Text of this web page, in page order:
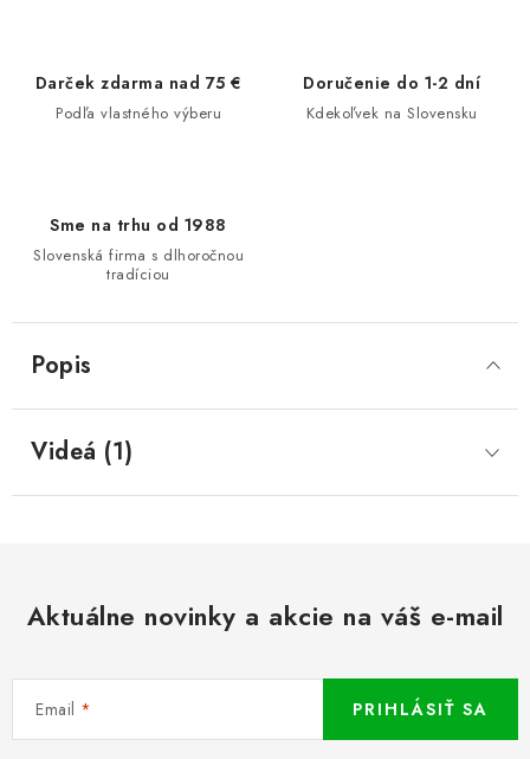
Darček zdarma nad 75 €
Podľa vlastného výberu
Doručenie do 1-2 dní
Kdekoľvek na Slovensku
Sme na trhu od 1988
Slovenská firma s dlhoročnou
tradíciou
Popis
Videá (1)
Aktuálne novinky a akcie na váš e-mail
Email PRIHLÁSIŤ SA